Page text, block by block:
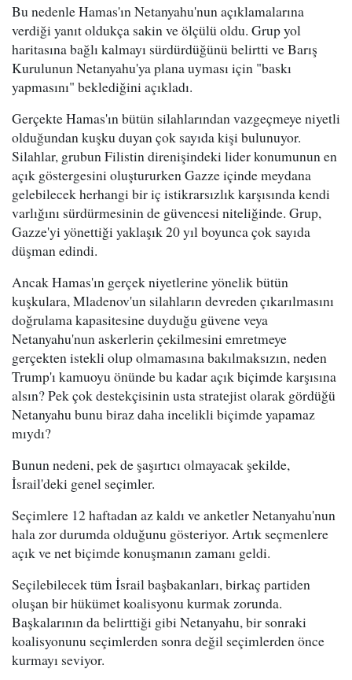
Bu nedenle Hamas'ın Netanyahu'nun açıklamalarına
verdiği yanıt oldukça sakin ve ölçülü oldu. Grup yol
haritasına bağlı kalmayı sürdürdüğünü belirtti ve Barış
Kurulunun Netanyahu'ya plana uyması için "baskı
yapmasını" beklediğini açıkladı.
Gerçekte Hamas'ın bütün silahlarından vazgeçmeye niyetli
olduğundan kuşku duyan çok sayıda kişi bulunuyor.
Silahlar, grubun Filistin direnişindeki lider konumunun en
açık göstergesini oluştururken Gazze içinde meydana
gelebilecek herhangi bir iç istikrarsızlık karşısında kendi
varlığını sürdürmesinin de güvencesi niteliğinde. Grup,
Gazze'yi yönettiği yaklaşık 20 yıl boyunca çok sayıda
düşman edindi.
Ancak Hamas'ın gerçek niyetlerine yönelik bütün
kuşkulara, Mladenov'un silahların devreden çıkarılmasını
doğrulama kapasitesine duyduğu güvene veya
Netanyahu'nun askerlerin çekilmesini emretmeye
gerçekten istekli olup olmamasına bakılmaksızın, neden
Trump'ı kamuoyu önünde bu kadar açık biçimde karşısına
alsın? Pek çok destekçisinin usta stratejist olarak gördüğü
Netanyahu bunu biraz daha incelikli biçimde yapamaz
mıydı?
Bunun nedeni, pek de şaşırtıcı olmayacak şekilde,
İsrail'deki genel seçimler.
Seçimlere 12 haftadan az kaldı ve anketler Netanyahu'nun
hala zor durumda olduğunu gösteriyor. Artık seçmenlere
açık ve net biçimde konuşmanın zamanı geldi.
Seçilebilecek tüm İsrail başbakanları, birkaç partiden
oluşan bir hükümet koalisyonu kurmak zorunda.
Başkalarının da belirttiği gibi Netanyahu, bir sonraki
koalisyonunu seçimlerden sonra değil seçimlerden önce
kurmayı seviyor.